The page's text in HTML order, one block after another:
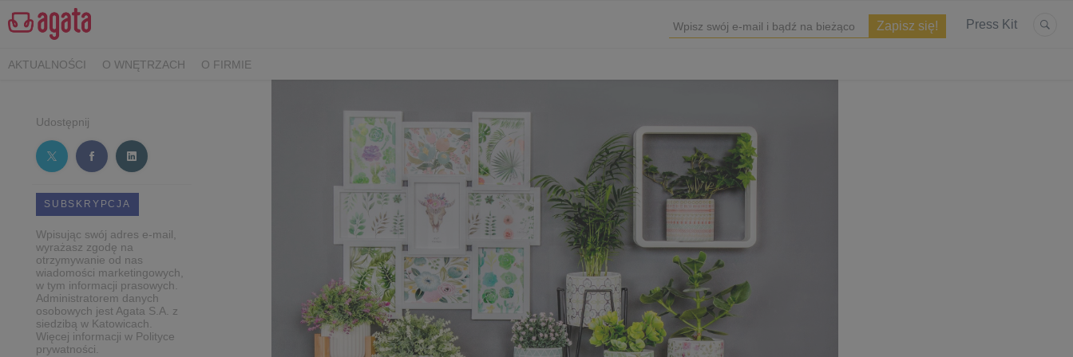
Press Kit
AKTUALNOŚCI O WNĘTRZACH O FIRMIE
Udostępnij
SUBSKRYPCJA
Wpisując swój adres e-mail,
wyrażasz zgodę na
otrzymywanie od nas
wiadomości marketingowych,
w tym informacji prasowych.
Administratorem danych
osobowych jest Agata S.A. z
siedzibą w Katowicach.
Więcej informacji w Polityce
prywatności.